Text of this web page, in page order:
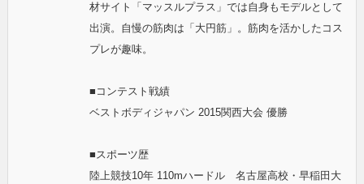
材サイト「マッスルプラス」では自身もモデルとして
出演。自慢の筋肉は「大円筋」。筋肉を活かしたコス
プレが趣味。
■コンテスト戦績
ベストボディジャパン 2015関西大会 優勝
■スポーツ歴
陸上競技10年 110mハードル 名古屋高校・早稲田大